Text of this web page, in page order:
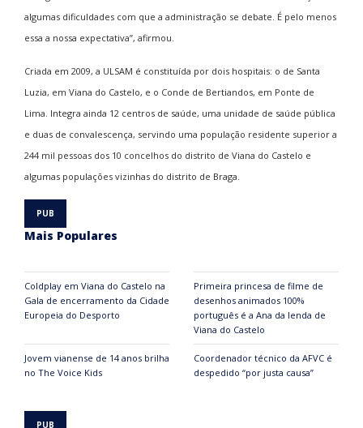
algumas dificuldades com que a administração se debate. É pelo menos
essa a nossa expectativa”, afirmou.
Criada em 2009, a ULSAM é constituída por dois hospitais: o de Santa
Luzia, em Viana do Castelo, e o Conde de Bertiandos, em Ponte de
Lima. Integra ainda 12 centros de saúde, uma unidade de saúde pública
e duas de convalescença, servindo uma população residente superior a
244 mil pessoas dos 10 concelhos do distrito de Viana do Castelo e
algumas populações vizinhas do distrito de Braga.
Mais Populares
Coldplay em Viana do Castelo na
Gala de encerramento da Cidade
Europeia do Desporto
Primeira princesa de filme de
desenhos animados 100%
português é a Ana da lenda de
Viana do Castelo
Jovem vianense de 14 anos brilha
no The Voice Kids
Coordenador técnico da AFVC é
despedido “por justa causa”